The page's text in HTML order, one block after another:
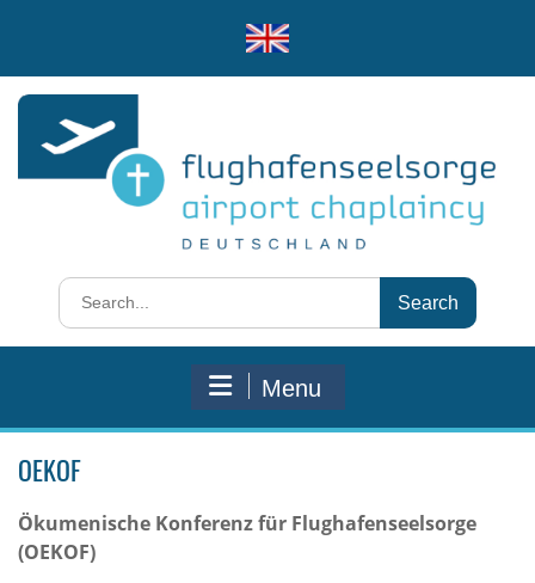
test
Search
for:
Menu
OEKOF
Ökumenische Konferenz für Flughafenseelsorge
(OEKOF)